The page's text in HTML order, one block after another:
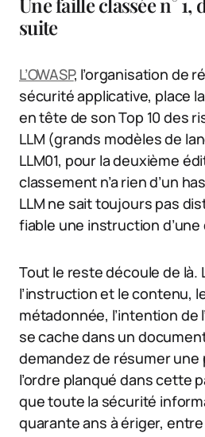
suite
L’OWASP, l’organisation de
sécurité applicative, place
en tête de son Top 10 des
LLM (grands modèles de
LLM01, pour la deuxième
classement n’a rien d’un
LLM ne sait toujours pas
fiable une instruction d’une
Tout le reste découle de là.
l’instruction et le contenu,
métadonnée, l’intention de
se cache dans un
demandez de résumer une
l’ordre planqué dans cette
que toute la sécurité
quarante ans à ériger,